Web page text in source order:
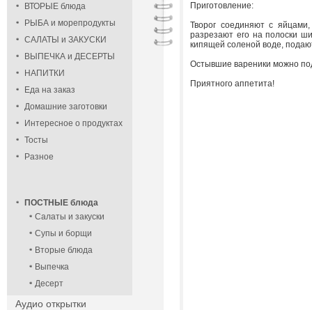
ВТОРЫЕ блюда
РЫБА и морепродукты
САЛАТЫ и ЗАКУСКИ
ВЫПЕЧКА и ДЕСЕРТЫ
НАПИТКИ
Еда на заказ
Домашние заготовки
Интересное о продуктах
Тосты
Разное
ПОСТНЫЕ блюда
Салаты и закуски
Супы и борщи
Вторые блюда
Выпечка
Десерт
Аудио открытки
Приготовление:
Творог соединяют с
разрезают его на полоски
кипящей соленой воде,
Остывшие вареники можно
Приятного аппетита!